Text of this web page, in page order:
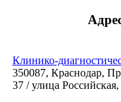
Клинико-
350087, Краснодар,
37 / улица Российская,